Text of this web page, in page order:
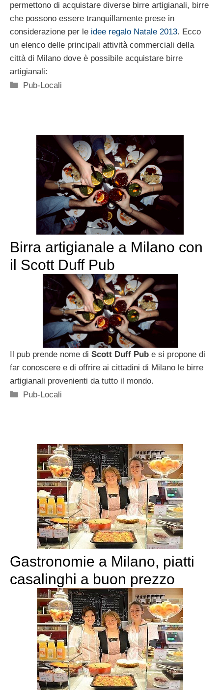
permettono di acquistare diverse birre artigianali, birre
che possono essere tranquillamente prese in
considerazione per le idee regalo Natale 2013. Ecco
un elenco delle principali attività commerciali della
città di Milano dove è possibile acquistare birre
artigianali:
Categorie
Pub-Locali
Birra artigianale a Milano con
il Scott Duff Pub
Il pub prende nome di Scott Duff Pub e si propone di
far conoscere e di offrire ai cittadini di Milano le birre
artigianali provenienti da tutto il mondo.
Categorie
Pub-Locali
Gastronomie a Milano, piatti
casalinghi a buon prezzo